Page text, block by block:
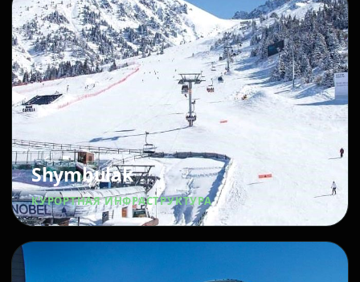
Shymbulak
КУРОРТНАЯ ИНФРАСТРУКТУРА